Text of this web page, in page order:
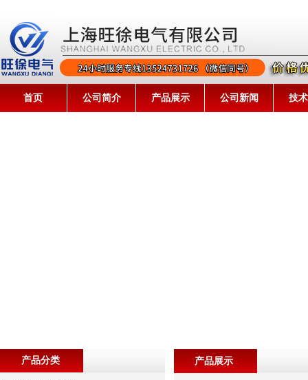
首页 公司简介 产品展示 公司新闻 技
产品展示
产品分类